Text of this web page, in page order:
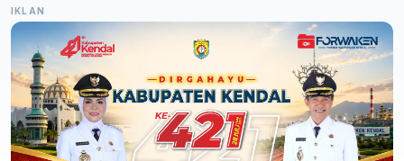
IKLAN